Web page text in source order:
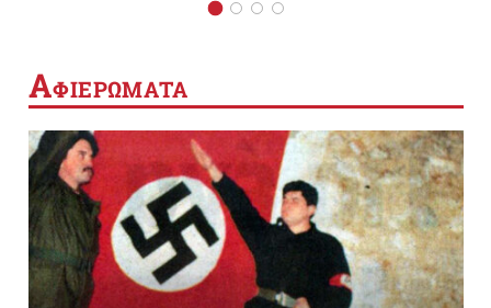
ΑΦΙΕΡΩΜΑΤΑ